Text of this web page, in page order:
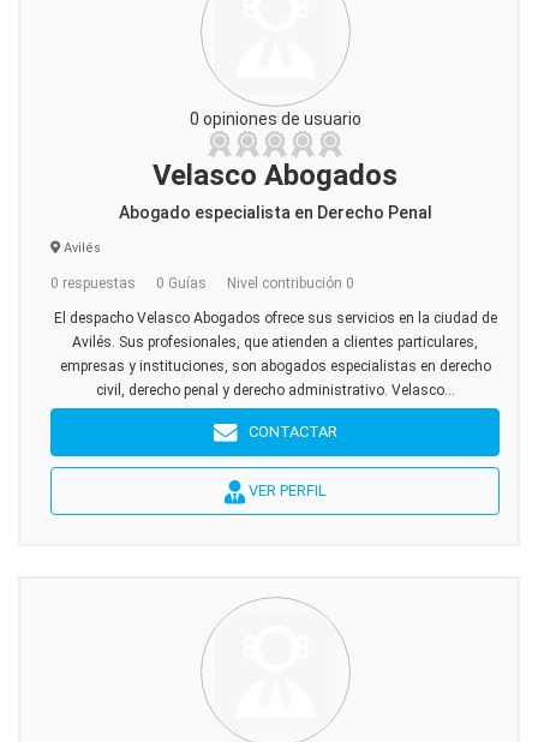
0 opiniones de usuario
Velasco Abogados
Abogado especialista en Derecho Penal
Avilés
0 respuestas 0 Guías Nivel contribución 0
El despacho Velasco Abogados ofrece sus servicios en la ciudad de
Avilés. Sus profesionales, que atienden a clientes particulares,
empresas y instituciones, son abogados especialistas en derecho
civil, derecho penal y derecho administrativo. Velasco...
CONTACTAR
VER PERFIL